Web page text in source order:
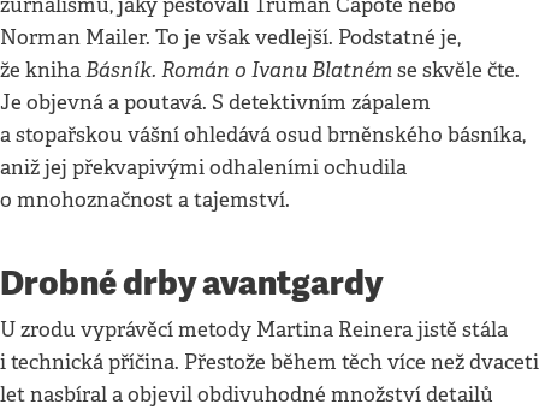
žurnalismu, jaký pěstovali Truman Capote nebo
Norman Mailer. To je však vedlejší. Podstatné je,
že knihaBásník. Román o Ivanu Blatnémse skvěle čte.
Je objevná a poutavá. S detektivním zápalem
a stopařskou vášní ohledává osud brněnského básníka,
aniž jej překvapivými odhaleními ochudila
o mnohoznačnost a tajemství.
Drobné drby avantgardy
U zrodu vyprávěcí metody Martina Reinera jistě stála
i technická příčina. Přestože během těch více než dvaceti
let nasbíral a objevil obdivuhodné množství detailů